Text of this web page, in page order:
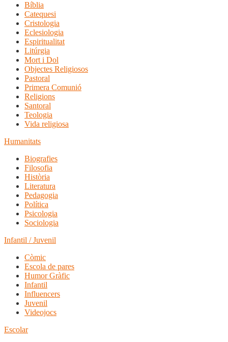
Bíblia
Catequesi
Cristologia
Eclesiologia
Espiritualitat
Litúrgia
Mort i Dol
Objectes Religiosos
Pastoral
Primera Comunió
Religions
Santoral
Teologia
Vida religiosa
Humanitats
Biografies
Filosofia
Història
Literatura
Pedagogia
Política
Psicologia
Sociologia
Infantil / Juvenil
Còmic
Escola de pares
Humor Gràfic
Infantil
Influencers
Juvenil
Videojocs
Escolar